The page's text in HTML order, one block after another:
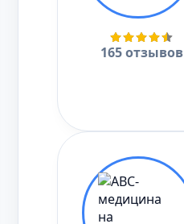
165 отзывов